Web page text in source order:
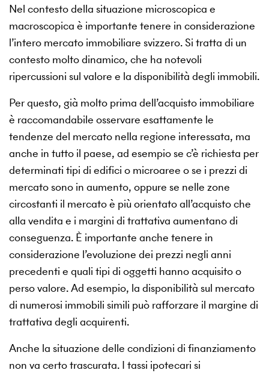
Nel contesto della situazione microscopica e
macroscopica è importante tenere in considerazione
l’intero mercato immobiliare svizzero. Si tratta di un
contesto molto dinamico, che ha notevoli
ripercussioni sul valore e la disponibilità degli immobili.
Per questo, già molto prima dell’acquisto immobiliare
è raccomandabile osservare esattamente le
tendenze del mercato nella regione interessata, ma
anche in tutto il paese, ad esempio se c’è richiesta per
determinati tipi di edifici o microaree o se i prezzi di
mercato sono in aumento, oppure se nelle zone
circostanti il mercato è più orientato all’acquisto che
alla vendita e i margini di trattativa aumentano di
conseguenza. È importante anche tenere in
considerazione l’evoluzione dei prezzi negli anni
precedenti e quali tipi di oggetti hanno acquisito o
perso valore. Ad esempio, la disponibilità sul mercato
di numerosi immobili simili può rafforzare il margine di
trattativa degli acquirenti.
Anche la situazione delle condizioni di finanziamento
non va certo trascurata. I tassi ipotecari si